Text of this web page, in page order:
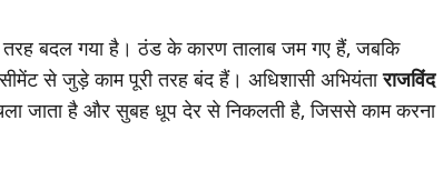
तरह बदल गया है। ठंड के कारण तालाब जम गए हैं, जबकि
सीमेंट से जुड़े काम पूरी तरह बंद हैं। अधिशासी अभियंताराजविंद
जाता है और सुबह धूप देर से निकलती है, जिससे काम करना